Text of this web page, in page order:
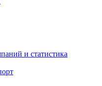
и статистика